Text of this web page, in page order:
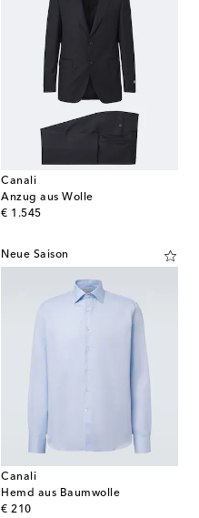
Canali
Anzug aus Wolle
€ 1.545
original price
Neue Saison
Canali
Hemd aus Baumwolle
€ 210
original price